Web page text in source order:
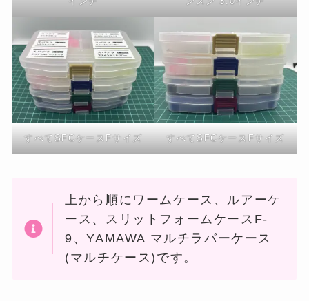
すべてSFCケースFサイズ すべてSFCケースFサイズ
上から順にワームケース、ルアーケ
ース、スリットフォームケースF-
9、YAMAWA マルチラバーケース
(マルチケース)です。